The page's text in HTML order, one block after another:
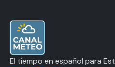
El tiempo en español para